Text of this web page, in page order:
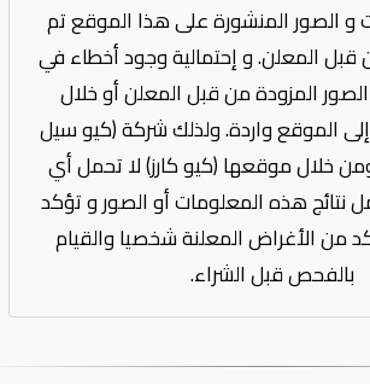
و الصور المنشورة على هذا الموقع تم
المعلن. و إحتمالية وجود أخطاء في
المزودة من قبل المعلن أو خلال
الموقع واردة. ولذلك شركة (كيو سيل
ومن خلال موقعها (كيو كارز) لا تحمل أي
نتائج هذه المعلومات أو الصور و تؤكد
من الأغراض المعلنة شخصيا والقيام
بالفحص قبل الشراء.